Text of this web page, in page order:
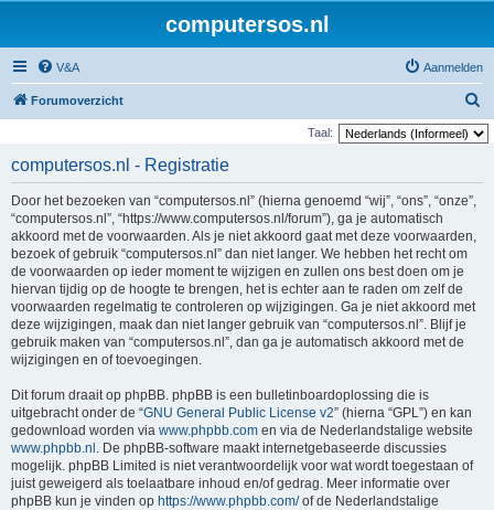
computersos.nl
V&A Aanmelden
Forumoverzicht
o
Taal:
computersos.nl - Registratie
Door het bezoeken van “computersos.nl” (hierna genoemd “wij”, “ons”, “onze”,
“computersos.nl”, “https://www.computersos.nl/forum”), ga je automatisch
akkoord met de voorwaarden. Als je niet akkoord gaat met deze voorwaarden,
bezoek of gebruik “computersos.nl” dan niet langer. We hebben het recht om
de voorwaarden op ieder moment te wijzigen en zullen ons best doen om je
hiervan tijdig op de hoogte te brengen, het is echter aan te raden om zelf de
voorwaarden regelmatig te controleren op wijzigingen. Ga je niet akkoord met
deze wijzigingen, maak dan niet langer gebruik van “computersos.nl”. Blijf je
gebruik maken van “computersos.nl”, dan ga je automatisch akkoord met de
wijzigingen en of toevoegingen.
Dit forum draait op phpBB. phpBB is een bulletinboardoplossing die is
uitgebracht onder de “GNU General Public License v2” (hierna “GPL”) en kan
gedownload worden via www.phpbb.com en via de Nederlandstalige website
www.phpbb.nl . De phpBB-software maakt internetgebaseerde discussies
mogelijk. phpBB Limited is niet verantwoordelijk voor wat wordt toegestaan of
juist geweigerd als toelaatbare inhoud en/of gedrag. Meer informatie over
phpBB kun je vinden op https://www.phpbb.com/of de Nederlandstalige